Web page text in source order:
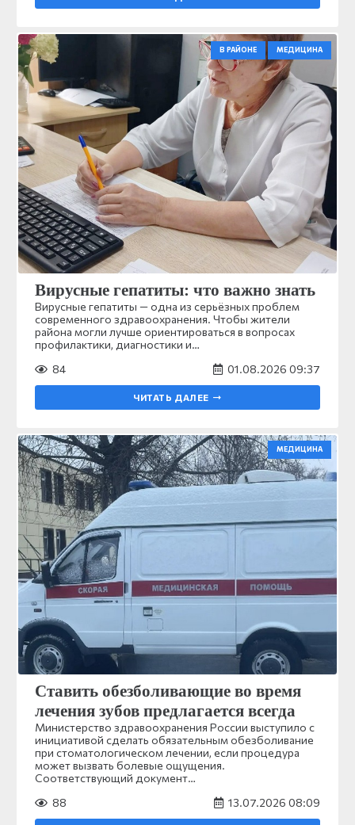
В РАЙОНЕ МЕДИЦИНА
Вирусные гепатиты: что важно знать
Вирусные гепатиты — одна из серьёзных проблем
современного здравоохранения. Чтобы жители
района могли лучше ориентироваться в вопросах
профилактики, диагностики и…
84
01.08.2026 09:37
ЧИТАТЬ ДАЛЕЕ
МЕДИЦИНА
Ставить обезболивающие во время
лечения зубов предлагается всегда
Министерство здравоохранения России выступило с
инициативой сделать обязательным обезболивание
при стоматологическом лечении, если процедура
может вызвать болевые ощущения.
Соответствующий документ…
88
13.07.2026 08:09